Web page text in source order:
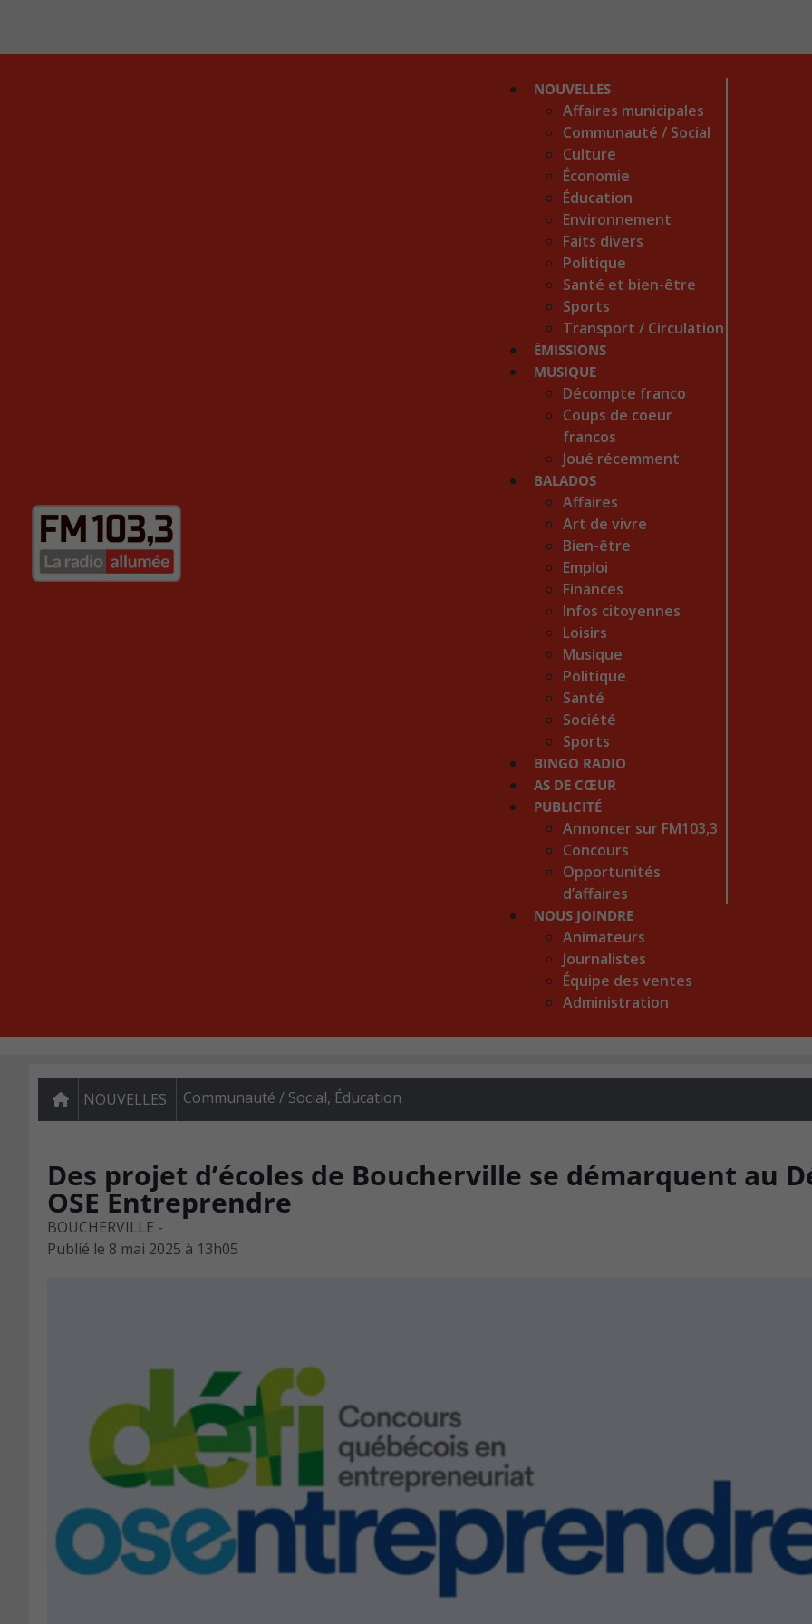
NOUVELLES
Affaires municipales
Communauté / Social
Culture
Économie
Éducation
Environnement
Faits divers
Politique
Santé et bien-être
Sports
Transport / Circulation
ÉMISSIONS
MUSIQUE
Décompte franco
Coups de coeur
francos
Joué récemment
BALADOS
Affaires
Art de vivre
Bien-être
Emploi
Finances
Infos citoyennes
Loisirs
Musique
Politique
Santé
Société
Sports
BINGO RADIO
AS DE CŒUR
PUBLICITÉ
Annoncer sur FM103,3
Concours
Opportunités
d’affaires
NOUS JOINDRE
Animateurs
Journalistes
Équipe des ventes
Administration
NOUVELLES Communauté / Social, Éducation
Des projet d’écoles de Boucherville se démarquent au
OSE Entreprendre
BOUCHERVILLE -
Publié le 8 mai 2025 à 13h05